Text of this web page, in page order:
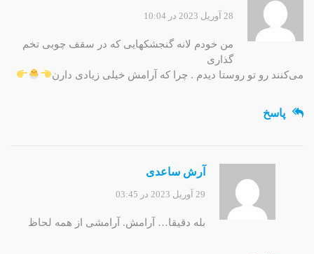
28 آوریل 2023 در 10:04
من خودم لانه گنجشکهایی که در سقف چوبی تخم
گذاری
می‌کنند رو تو روستا دیدم . چرا که آرامش خیلی زیادی دارن
پاسخ
آرش ساعدی
29 آوریل 2023 در 03:45
بله دقیقا… آرامش. آرامشی از همه لحاظ